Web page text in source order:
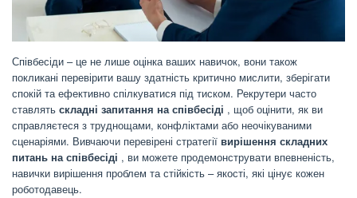
Співбесіди – це не лише оцінка ваших навичок, вони також
покликані перевірити вашу здатність критично мислити, зберігати
спокій та ефективно спілкуватися під тиском. Рекрутери часто
ставлять складні запитання на співбесіді , щоб оцінити, як ви
справляєтеся з труднощами, конфліктами або неочікуваними
сценаріями. Вивчаючи перевірені стратегії вирішення складних
питань на співбесіді , ви можете продемонструвати впевненість,
навички вирішення проблем та стійкість – якості, які цінує кожен
роботодавець.